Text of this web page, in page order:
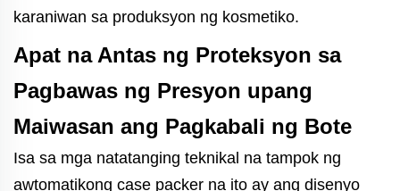
karaniwan sa produksyon ng kosmetiko.
Apat na Antas ng Proteksyon sa
Pagbawas ng Presyon upang
Maiwasan ang Pagkabali ng Bote
Isa sa mga natatanging teknikal na tampok ng
awtomatikong case packer na ito ay ang disenyo